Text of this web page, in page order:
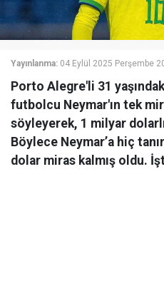
Yayınlanma: 04 Eylül 2025 Perşembe
Porto Alegre'li 31
futbolcu Neymar'ın tek
söyleyerek, 1 milyar
Böylece Neymar’a hiç
dolar miras kalmış oldu.